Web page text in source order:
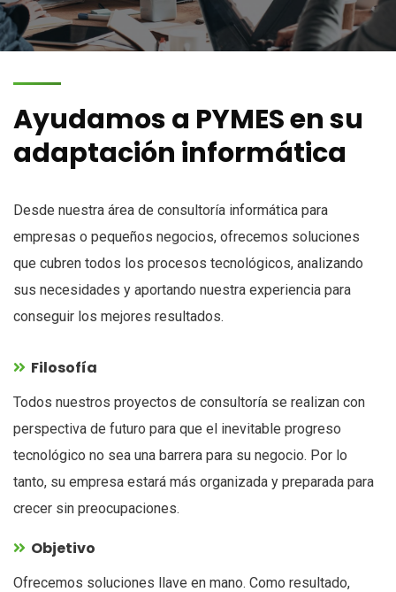
Ayudamos a PYMES en su
adaptación informática
Desde nuestra área de consultoría informática para
empresas o pequeños negocios, ofrecemos soluciones
que cubren todos los procesos tecnológicos, analizando
sus necesidades y aportando nuestra experiencia para
conseguir los mejores resultados.
Filosofía
Todos nuestros proyectos de consultoría se realizan con
perspectiva de futuro para que el inevitable progreso
tecnológico no sea una barrera para su negocio. Por lo
tanto, su empresa estará más organizada y preparada para
crecer sin preocupaciones.
Objetivo
Ofrecemos soluciones llave en mano. Como resultado,